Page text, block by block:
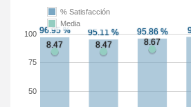
50
75
100
% Satisfacción
Media